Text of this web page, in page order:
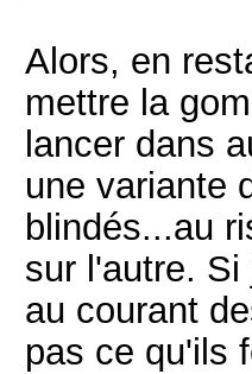
Alors, en
mettre la
lancer dans
une variante
blindés...au
sur l'autre.
au courant
pas ce qu'ils